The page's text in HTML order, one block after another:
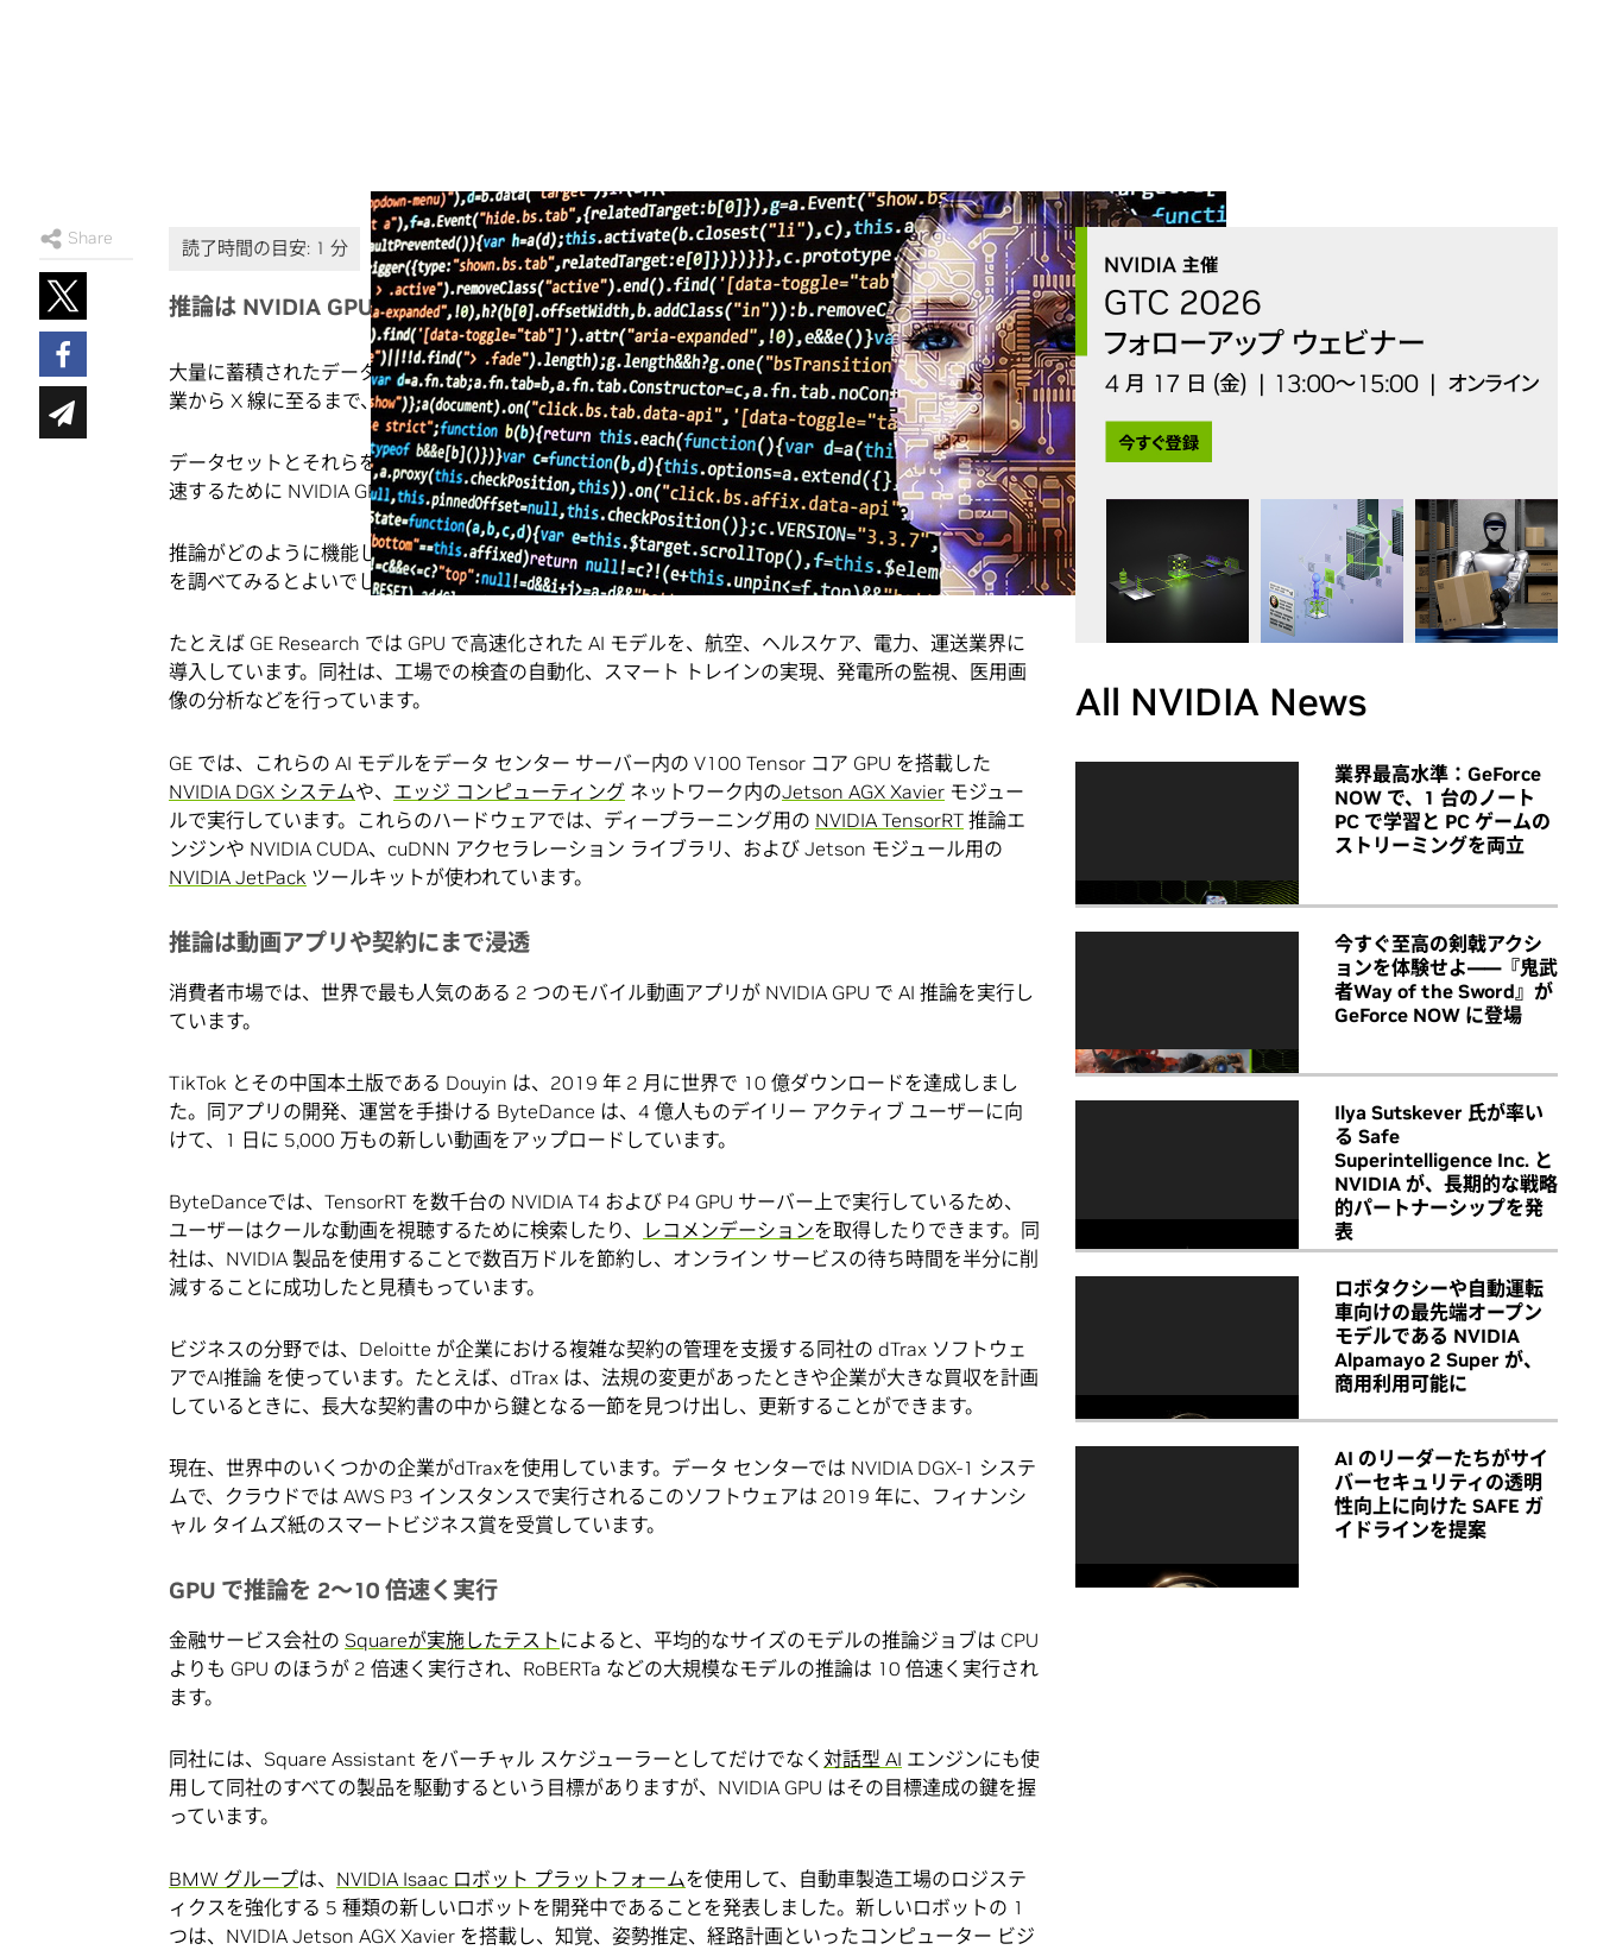
Share
推論は NVIDIA GPU によってますます高速化され、あらゆる業界に革新をもたらす
大量に蓄積されたデータに基づいてスマートな選択をすばやく推論する AI の驚異的な能力により、農
業から X 線に至るまで、AI はさまざまな分野に広がりを見せています。
データセットとそれらを分析するニューラルネットワークが増大するにつれ、ユーザーは AI 推論を加
速するために NVIDIA GPU にますます目を向けるようになっています。
推論がどのように機能しているかを確認するには、広く使用されている、誰もがよく知る企業の製品
を調べてみるとよいでしょう。
たとえば GE Research では GPU で高速化された AI モデルを、航空、ヘルスケア、電力、運送業界に
導入しています。同社は、工場での検査の自動化、スマート トレインの実現、発電所の監視、医用画
像の分析などを行っています。
GE では、これらの AI モデルをデータ センター サーバー内の V100 Tensor コア GPU を搭載した
NVIDIA DGX システムや、 エッジ コンピューティング ネットワーク内のJetson AGX Xavier モジュー
ルで実行しています。これらのハードウェアでは、ディープラーニング用の NVIDIA TensorRT 推論エ
ンジンや NVIDIA CUDA、cuDNN アクセラレーション ライブラリ、および Jetson モジュール用の
NVIDIA JetPack ツールキットが使われています。
推論は動画アプリや契約にまで浸透
消費者市場では、世界で最も人気のある 2 つのモバイル動画アプリが NVIDIA GPU で AI 推論を実行し
ています。
TikTok とその中国本土版である Douyin は、2019 年 2 月に世界で 10 億ダウンロードを達成しまし
た。同アプリの開発、運営を手掛ける ByteDance は、4 億人ものデイリー アクティブ ユーザーに向
けて、1 日に 5,000 万もの新しい動画をアップロードしています。
ByteDanceでは、TensorRT を数千台の NVIDIA T4 および P4 GPU サーバー上で実行しているため、
ユーザーはクールな動画を視聴するために検索したり、
レコメンデーションを取得したりできます。同
社は、NVIDIA 製品を使用することで数百万ドルを節約し、オンライン サービスの待ち時間を半分に削
減することに成功したと見積もっています。
ビジネスの分野では、Deloitte が企業における複雑な契約の管理を支援する同社の dTrax ソフトウェ
アでAI推論 を使っています。たとえば、dTrax は、法規の変更があったときや企業が大きな買収を計画
しているときに、長大な契約書の中から鍵となる一節を見つけ出し、更新することができます。
現在、世界中のいくつかの企業がdTraxを使用しています。データ センターでは NVIDIA DGX-1 システ
ムで、クラウドでは AWS P3 インスタンスで実行されるこのソフトウェアは 2019 年に、フィナンシ
ャル タイムズ紙のスマートビジネス賞を受賞しています。
GPU で推論を 2～10 倍速く実行
金融サービス会社の Squareが実施したテスト によると、平均的なサイズのモデルの推論ジョブは CPU
よりも GPU のほうが 2 倍速く実行され、RoBERTa などの大規模なモデルの推論は 10 倍速く実行され
ます。
同社には、Square Assistant をバーチャル スケジューラーとしてだけでなく 対話型 AI エンジンにも使
用して同社のすべての製品を駆動するという目標がありますが、NVIDIA GPU はその目標達成の鍵を握
っています。
BMW グループは、 NVIDIA Isaac ロボット プラットフォームを使用して、自動車製造工場のロジステ
ィクスを強化する 5 種類の新しいロボットを開発中であることを発表しました。新しいロボットの 1
つは、NVIDIA Jetson AGX Xavier を搭載し、知覚、姿勢推定、経路計画といったコンピューター ビジ
All NVIDIA News
業界最高水準：GeForce
NOW で、1 台のノート
PC で学習と PC ゲームの
ストリーミングを両立
今すぐ至高の剣戟アクシ
ョンを体験せよ――『鬼武
者Way of the Sword』が
GeForce NOW に登場
Ilya Sutskever 氏が率い
る Safe
Superintelligence Inc. と
NVIDIA が、長期的な戦略
的パートナーシップを発
表
ロボタクシーや自動運転
車向けの最先端オープン
モデルである NVIDIA
Alpamayo 2 Super が、
商用利用可能に
AI のリーダーたちがサイ
バーセキュリティの透明
性向上に向けた SAFE ガ
イドラインを提案